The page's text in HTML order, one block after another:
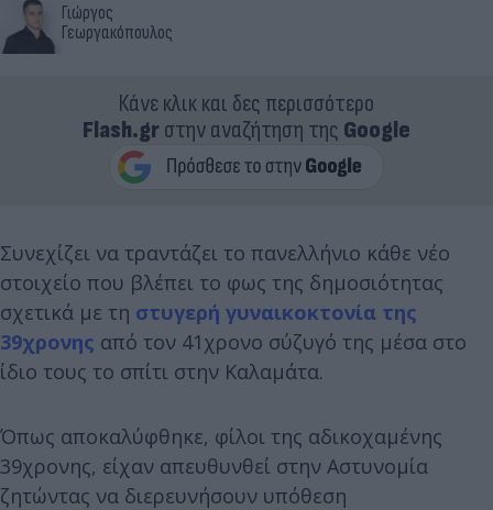
Γιώργος
Γεωργακόπουλος
Κάνε κλικ και δες περισσότερο
Flash.grστην αναζήτηση της Google
Συνεχίζει να τραντάζει το πανελλήνιο κάθε νέο
στοιχείο που βλέπει το φως της δημοσιότητας
σχετικά με τη στυγερή γυναικοκτονία της
39χρονης από τον 41χρονο σύζυγό της μέσα στο
ίδιο τους το σπίτι στην Καλαμάτα.
Όπως αποκαλύφθηκε, φίλοι της αδικοχαμένης
39χρονης, είχαν απευθυνθεί στην Αστυνομία
ζητώντας να διερευνήσουν υπόθεση